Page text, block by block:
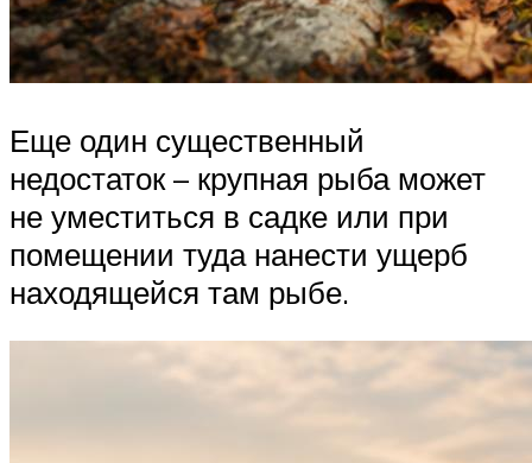
Еще один существенный
недостаток – крупная рыба может
не уместиться в садке или при
помещении туда нанести ущерб
находящейся там рыбе.